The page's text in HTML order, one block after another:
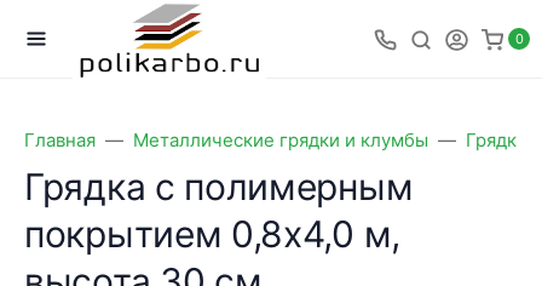
0
Главная Металлические грядки и клумбы Грядки
Грядка с полимерным
покрытием 0,8х4,0 м,